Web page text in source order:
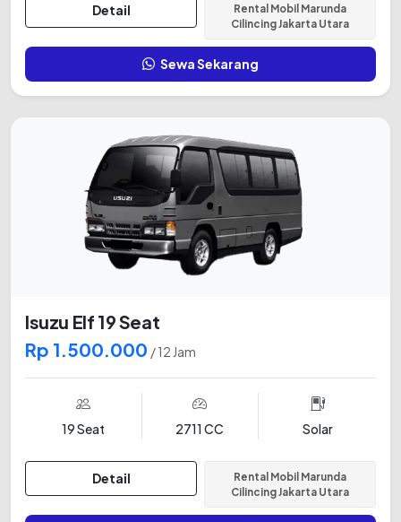
Detail
Rental Mobil Marunda
Cilincing Jakarta Utara
Sewa Sekarang
Isuzu Elf 19 Seat
Rp 1.500.000 / 12 Jam
19 Seat 2711 CC Solar
Detail
Rental Mobil Marunda
Cilincing Jakarta Utara